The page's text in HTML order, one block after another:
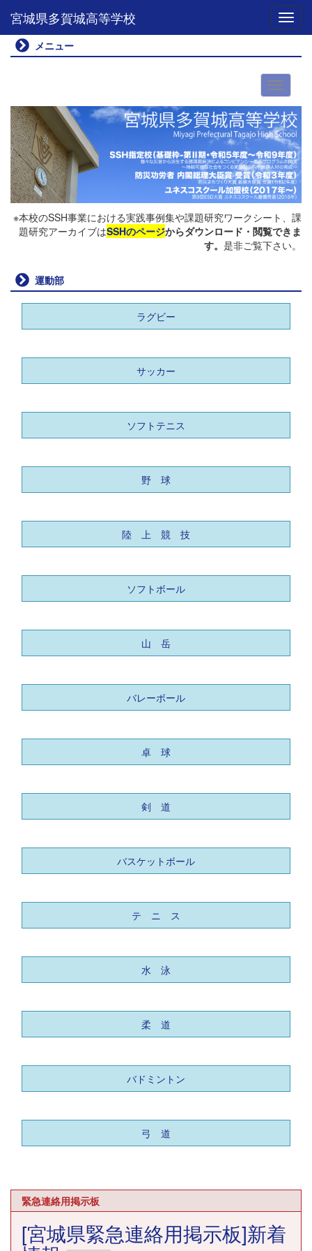
宮城県多賀城高等学校
メニュー
※本校のSSH事業における実践事例集や課題研究ワークシート、課
題研究アーカイブはSSHのページからダウンロード・閲覧できま
す。 是非ご覧下さい。
運動部
ラグビー
サッカー
ソフトテニス
野 球
陸 上 競 技
ソフトボール
山 岳
バレーボール
卓 球
剣 道
バスケットボール
テ ニ ス
水 泳
柔 道
バドミントン
弓 道
緊急連絡用掲示板
[宮城県緊急連絡用掲示板]新着